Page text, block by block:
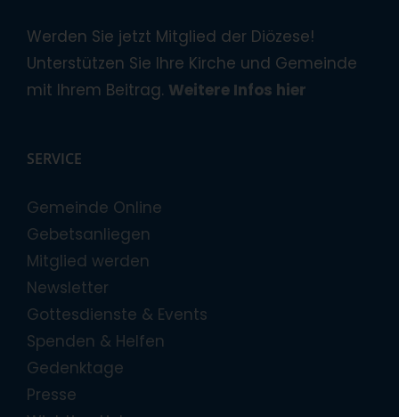
Werden Sie jetzt Mitglied der Diözese!
Unterstützen Sie Ihre Kirche und Gemeinde
mit Ihrem Beitrag. Weitere Infos hier
SERVICE
Gemeinde Online
Gebetsanliegen
Mitglied werden
Newsletter
Gottesdienste & Events
Spenden & Helfen
Gedenktage
Presse